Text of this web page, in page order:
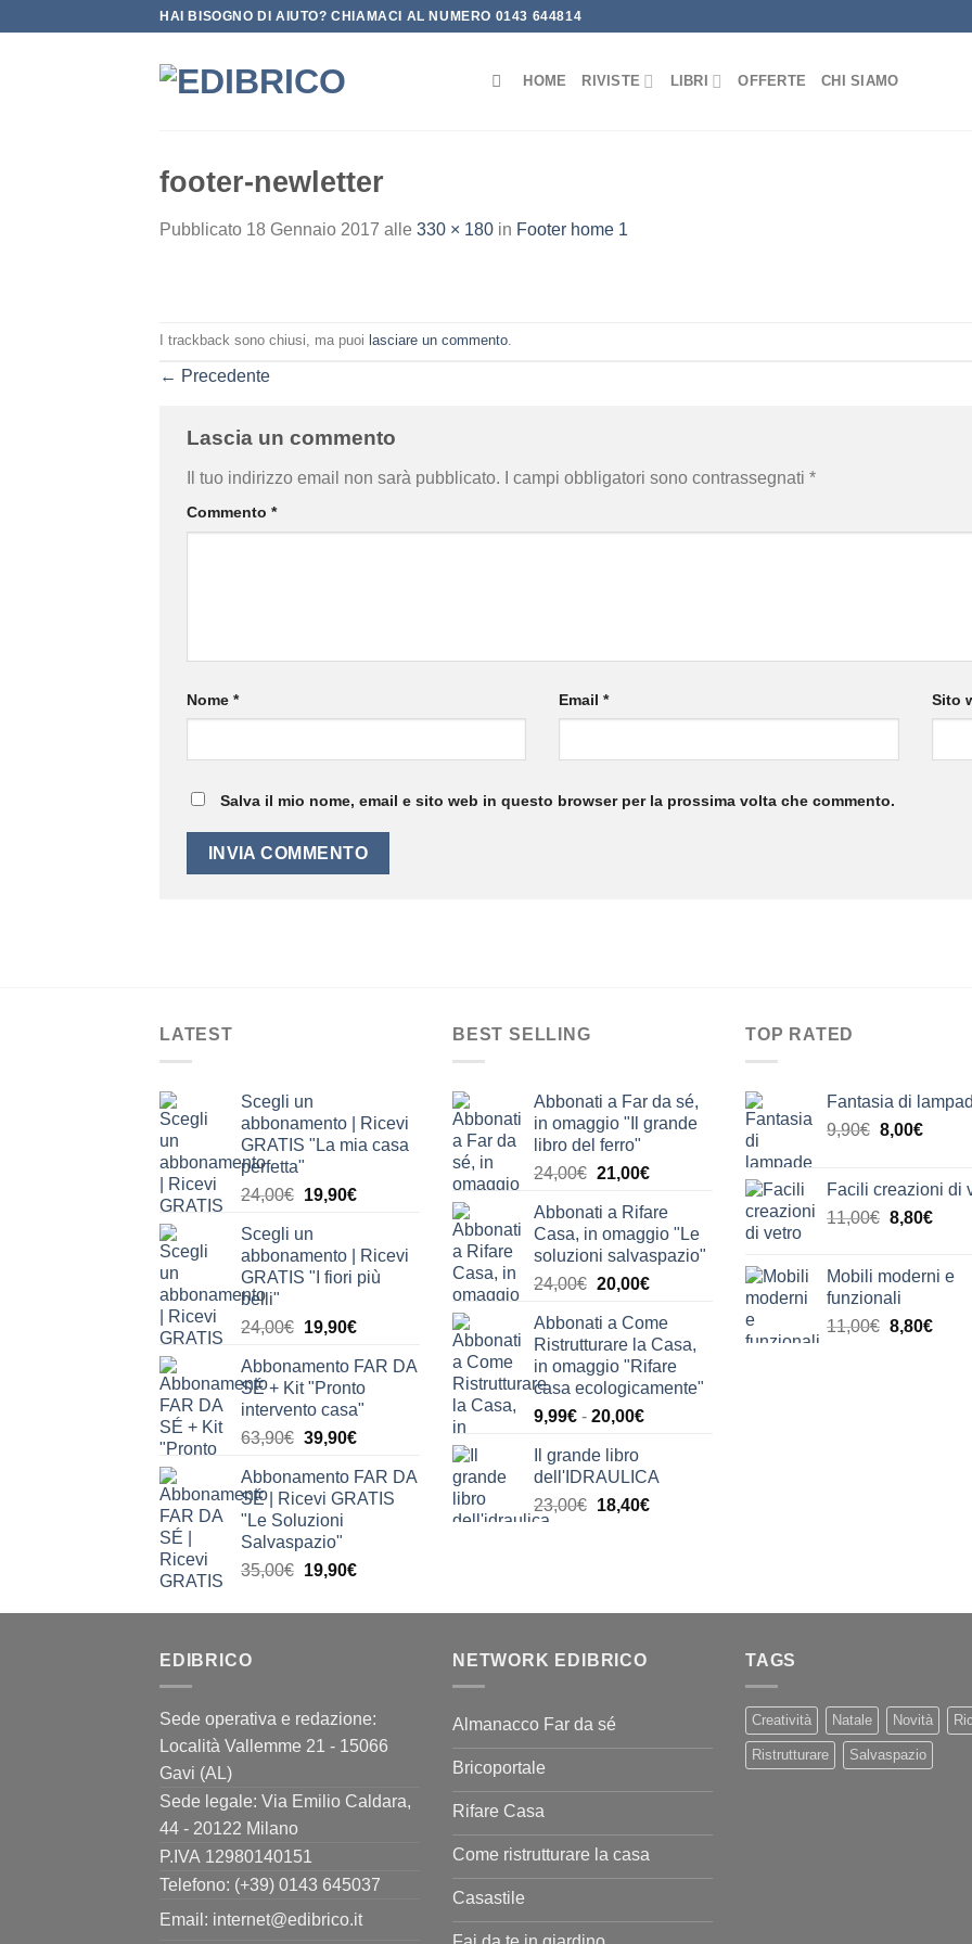
HAI BISOGNO DI AIUTO? CHIAMACI AL NUMERO 0143 644814
HOME RIVISTE LIBRI OFFERTE CHI SIAMO
footer-newletter
Pubblicato 18 Gennaio 2017 alle 330 × 180 in Footer home 1
I trackback sono chiusi, ma puoi lasciare un commento
← Precedente
Lascia un commento
Il tuo indirizzo email non sarà pubblicato. I campi obbligatori sono contrassegnati *
Commento *
Nome * Email* Sito
Salva il mio nome, email e sito web in questo browser per la prossima volta che commento.
LATEST
Scegli un
abbonamento | Ricevi
GRATIS "La mia casa
perfetta"
24,00€ Il
originale
era:
24,00€.
19,90€Il
è:
19,90€.
Scegli un
abbonamento | Ricevi
GRATIS "I fiori più
belli"
24,00€ Il
originale
era:
24,00€.
19,90€Il
attuale
è:
19,90€.
Abbonamento FAR DA
SÉ + Kit "Pronto
intervento casa"
63,90€ Il
originale
era:
63,90€.
39,90€Il
attuale
è:
Abbonamento FAR DA
SÉ | Ricevi GRATIS
"Le Soluzioni
Salvaspazio"
35,00€ Il
originale
19,90€Il
attuale
BEST SELLING
Abbonati a Far da sé,
in omaggio "Il grande
libro del ferro"
24,00€ Il
originale
era:
24,00€.
21,00€Il
attuale
è:
21,00€.
Abbonati a Rifare
Casa, in omaggio "Le
soluzioni salvaspazio"
24,00€ Il
originale
era:
24,00€.
20,00€Il
attuale
è:
20,00€.
Abbonati a Come
Ristrutturare la Casa,
in omaggio "Rifare
casa ecologicamente"
9,99€ - 20,00€Fascia
da
9,99€
Il grande libro
dell'IDRAULICA
23,00€ Il
18,40€Il
TOP RATED
Fantasia di
9,90€ Il
era:
9,90€.
8,00€Il
è:
8,00€.
Facili creazioni di
11,00€ Il
era:
11,00€.
8,80€Il
è:
Mobili moderni e
funzionali
11,00€ Il
8,80€Il
EDIBRICO
Sede operativa e redazione:
Località Vallemme 21 - 15066
Gavi (AL)
Sede legale: Via Emilio Caldara,
44 - 20122 Milano
P.IVA 12980140151
Telefono: (+39) 0143 645037
Email: internet@edibrico.it
NETWORK EDIBRICO
Almanacco Far da sé
Bricoportale
Rifare Casa
Come ristrutturare la casa
Casastile
TAGS
Creatività Natale Novità
Ristrutturare Salvaspazio